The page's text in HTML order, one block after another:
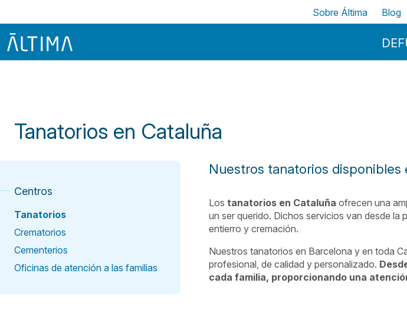
Menu
Top
Sobre Áltima Blog
Tanatorios en Cataluña
Centros
Tanatorios
Crematorios
Cementerios
Oficinas de atención a las familias
Nuestros tanatorios disponibles
Los tanatorios en Cataluña ofrecen una
un ser querido. Dichos servicios van desde la
entierro y cremación.
Nuestros tanatorios en Barcelona y en toda
profesional, de calidad y personalizado.
cada familia, proporcionando una